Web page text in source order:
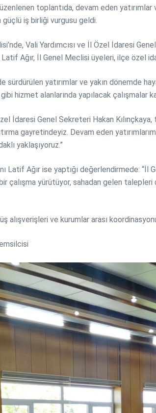
toplantıda, devam eden
güçlü iş birliği vurgusu geldi.
Vali Yardımcısı ve İl Özel İdaresi
Latif Ağır, İl Genel Meclisi üyeleri, ilçe özel
sürdürülen yatırımlar ve yakın dönemde
hizmet alanlarında yapılacak çalışmalar
İdaresi Genel Sekreteri Hakan
gayretindeyiz. Devam eden
yaklaşıyoruz.”
Latif Ağır ise yaptığı değerlendirmede: “İl
çalışma yürütüyor, sahadan gelen
alışverişleri ve kurumlar arası